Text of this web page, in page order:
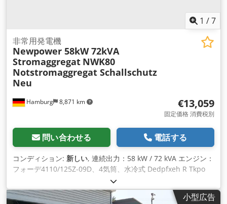
1 /7
Hamburg 8,871 km
非常用発電機
Newpower 58kW 72kVA
Stromaggregat NWK80
Notstromaggregat Schallschutz
Neu
€13,059
固定価格 消費税別
問い合わせる 電話する
コンディション: 新しい, 連続出力：58 kW / 72 kVA エンジン：
フォーデ4110/125Z-09D、4気筒、水冷式 Dedpfxeh R Tkpo
Aliewa 接続：1x32A、1x64A 1x220V ソケットまたはサーキッ
トブレーカ、オプションの125Aソケット 周波数：50Hz 電圧：
400/230V 電子制御式スピードコントロール、AVR、バッテリ
小型広告